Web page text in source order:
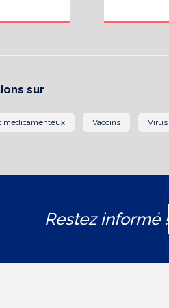
sur
médicamenteux Vaccins Virus
Restez informé !